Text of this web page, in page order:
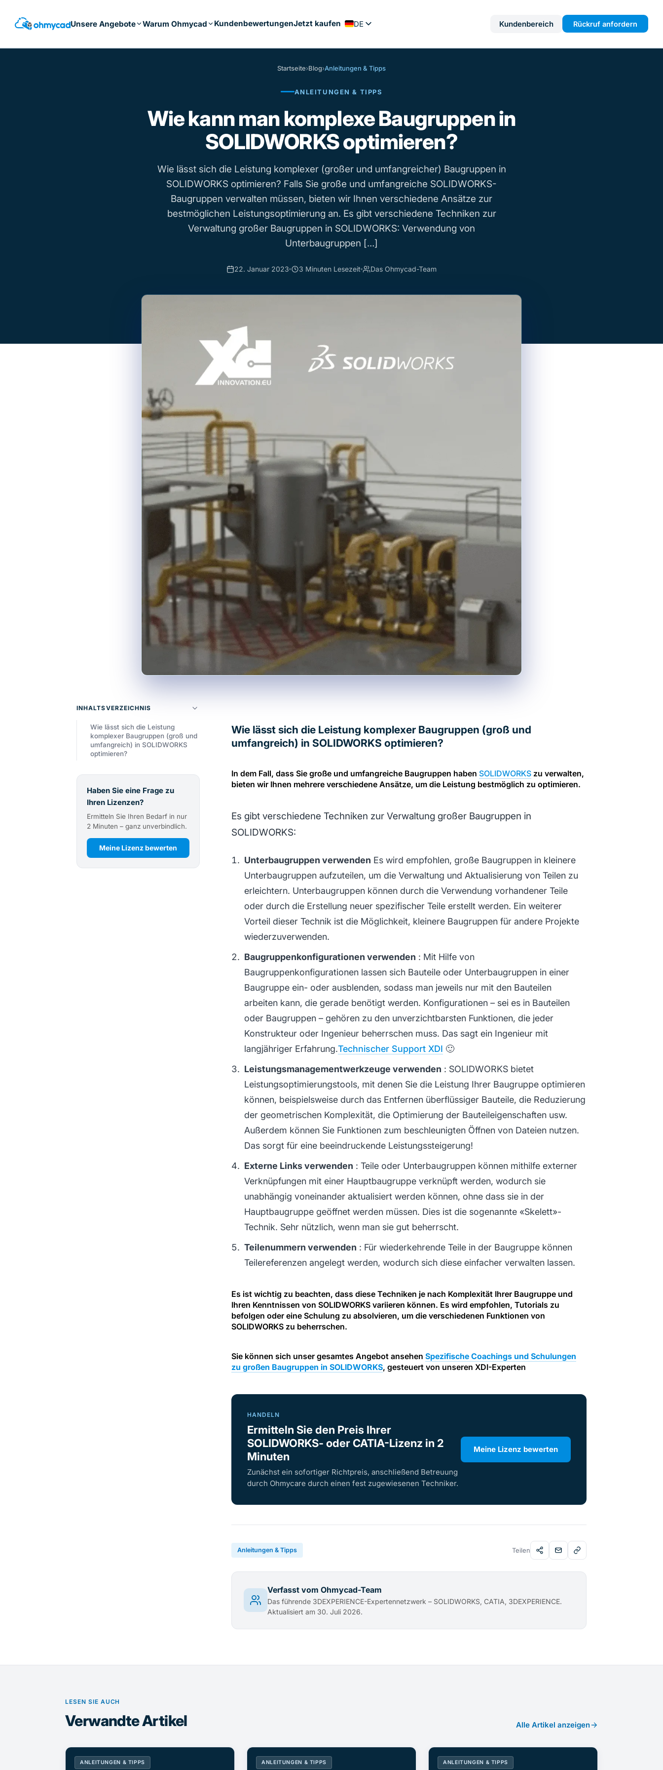
Hauptinhalt
Unsere Angebote Warum Ohmycad KundenbewertungenJetzt kaufen DE
ES
Kundenbereich Rückruf anfordern
Startseite›Blog›Anleitungen & Tipps
ANLEITUNGEN & TIPPS
Wie kann man komplexe Baugruppen in
SOLIDWORKS optimieren?
Wie lässt sich die Leistung komplexer (großer und umfangreicher) Baugruppen in
SOLIDWORKS optimieren? Falls Sie große und umfangreiche SOLIDWORKS-
Baugruppen verwalten müssen, bieten wir Ihnen verschiedene Ansätze zur
bestmöglichen Leistungsoptimierung an. Es gibt verschiedene Techniken zur
Verwaltung großer Baugruppen in SOLIDWORKS: Verwendung von
Unterbaugruppen […]
22. Januar 2023 3 Minuten Lesezeit Das Ohmycad-Team
INHALTSVERZEICHNIS
Wie lässt sich die Leistung
komplexer Baugruppen (groß und
umfangreich) in SOLIDWORKS
optimieren?
Haben Sie eine Frage zu
Ihren Lizenzen?
Ermitteln Sie Ihren Bedarf in nur
2 Minuten – ganz unverbindlich.
Meine Lizenz bewerten
Wie lässt sich die Leistung komplexer Baugruppen (groß und
umfangreich) in SOLIDWORKS optimieren?
In dem Fall, dass Sie große und umfangreiche Baugruppen haben SOLIDWORKS zu verwalten,
bieten wir Ihnen mehrere verschiedene Ansätze, um die Leistung bestmöglich zu optimieren.
Es gibt verschiedene Techniken zur Verwaltung großer Baugruppen in
SOLIDWORKS:
Unterbaugruppen verwenden Es wird empfohlen, große Baugruppen in kleinere
Unterbaugruppen aufzuteilen, um die Verwaltung und Aktualisierung von Teilen zu
erleichtern. Unterbaugruppen können durch die Verwendung vorhandener Teile
oder durch die Erstellung neuer spezifischer Teile erstellt werden. Ein weiterer
Vorteil dieser Technik ist die Möglichkeit, kleinere Baugruppen für andere Projekte
wiederzuverwenden.
Baugruppenkonfigurationen verwenden : Mit Hilfe von
Baugruppenkonfigurationen lassen sich Bauteile oder Unterbaugruppen in einer
Baugruppe ein- oder ausblenden, sodass man jeweils nur mit den Bauteilen
arbeiten kann, die gerade benötigt werden. Konfigurationen – sei es in Bauteilen
oder Baugruppen – gehören zu den unverzichtbarsten Funktionen, die jeder
Konstrukteur oder Ingenieur beherrschen muss. Das sagt ein Ingenieur mit
langjähriger Erfahrung.Technischer Support XDI 🙂
Leistungsmanagementwerkzeuge verwenden : SOLIDWORKS bietet
Leistungsoptimierungstools, mit denen Sie die Leistung Ihrer Baugruppe optimieren
können, beispielsweise durch das Entfernen überflüssiger Bauteile, die Reduzierung
der geometrischen Komplexität, die Optimierung der Bauteileigenschaften usw.
Außerdem können Sie Funktionen zum beschleunigten Öffnen von Dateien nutzen.
Das sorgt für eine beeindruckende Leistungssteigerung!
Externe Links verwenden : Teile oder Unterbaugruppen können mithilfe externer
Verknüpfungen mit einer Hauptbaugruppe verknüpft werden, wodurch sie
unabhängig voneinander aktualisiert werden können, ohne dass sie in der
Hauptbaugruppe geöffnet werden müssen. Dies ist die sogenannte «Skelett»-
Technik. Sehr nützlich, wenn man sie gut beherrscht.
Teilenummern verwenden : Für wiederkehrende Teile in der Baugruppe können
Teilereferenzen angelegt werden, wodurch sich diese einfacher verwalten lassen.
Es ist wichtig zu beachten, dass diese Techniken je nach Komplexität Ihrer Baugruppe und
Ihren Kenntnissen von SOLIDWORKS variieren können. Es wird empfohlen, Tutorials zu
befolgen oder eine Schulung zu absolvieren, um die verschiedenen Funktionen von
SOLIDWORKS zu beherrschen.
Sie können sich unser gesamtes Angebot ansehen Spezifische Coachings und Schulungen
zu großen Baugruppen in SOLIDWORKS, gesteuert von unseren XDI-Experten
HANDELN
Ermitteln Sie den Preis Ihrer
SOLIDWORKS- oder CATIA-Lizenz in 2
Minuten
Zunächst ein sofortiger Richtpreis, anschließend Betreuung
durch Ohmycare durch einen fest zugewiesenen Techniker.
Meine Lizenz bewerten
Anleitungen & Tipps Teilen
Verfasst vom Ohmycad-Team
Das führende 3DEXPERIENCE-Expertennetzwerk – SOLIDWORKS, CATIA, 3DEXPERIENCE.
Aktualisiert am 30. Juli 2026.
LESEN SIE AUCH
Verwandte Artikel Alle Artikel anzeigen
ANLEITUNGEN & TIPPS ANLEITUNGEN & TIPPS ANLEITUNGEN & TIPPS